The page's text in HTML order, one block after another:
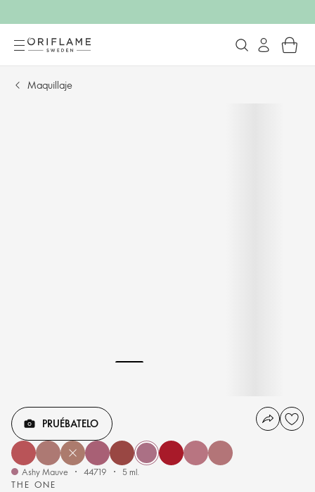
Maquillaje
THE ONE
PRUÉBATELO
Ashy Mauve 44719 5 ml.